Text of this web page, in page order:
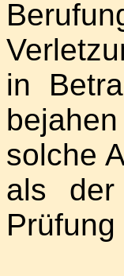
in
solche
als